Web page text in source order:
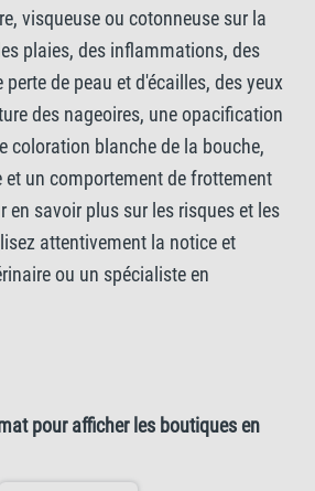
visqueuse ou cotonneuse sur la
plaies, des inflammations, des
de peau et d'écailles, des yeux
des nageoires, une opacification
coloration blanche de la bouche,
et un comportement de frottement
en savoir plus sur les risques et les
attentivement la notice et
ou un spécialiste en
pour afficher les boutiques en